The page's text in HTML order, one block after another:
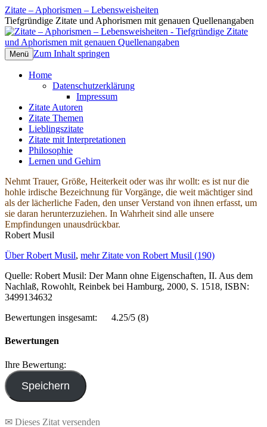
Zitate – Aphorismen – Lebensweisheiten
Tiefgründige Zitate und Aphorismen mit genauen Quellenangaben
Menü Zum Inhalt springen
Home
Datenschutzerklärung
Impressum
Zitate Autoren
Zitate Themen
Lieblingszitate
Zitate mit Interpretationen
Philosophie
Lernen und Gehirn
Nehmt Trauer, Größe, Heiterkeit oder was ihr wollt: es ist nur die
hohle irdische Bezeichnung für Vorgänge, die weit mächtiger sind
als der lächerliche Faden, den unser Verstand von ihnen erfasst, um
sie daran herunterzuziehen. In Wahrheit sind alle unsere
Empfindungen unausdrückbar.
Robert Musil
Über Robert Musil, mehr Zitate von Robert Musil (190)
Quelle: Robert Musil: Der Mann ohne Eigenschaften, II. Aus dem
Nachlaß, Rowohlt, Reinbek bei Hamburg, 2000, S. 1518, ISBN:
3499134632
Bewertungen insgesamt:
4.25/5 (8)
Bewertungen
Ihre Bewertung:
✉ Dieses Zitat versenden